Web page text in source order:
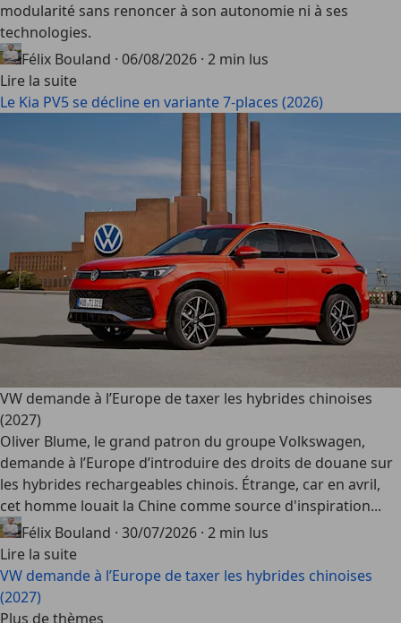
modularité sans renoncer à son autonomie ni à ses
technologies.
Félix Bouland · 06/08/2026 · 2 min lus
Lire la suite
Le Kia PV5 se décline en variante 7-places (2026)
VW demande à l’Europe de taxer les hybrides chinoises
(2027)
Oliver Blume, le grand patron du groupe Volkswagen,
demande à l’Europe d’introduire des droits de douane sur
les hybrides rechargeables chinois. Étrange, car en avril,
cet homme louait la Chine comme source d'inspiration...
Félix Bouland · 30/07/2026 · 2 min lus
Lire la suite
VW demande à l’Europe de taxer les hybrides chinoises
(2027)
Plus de thèmes